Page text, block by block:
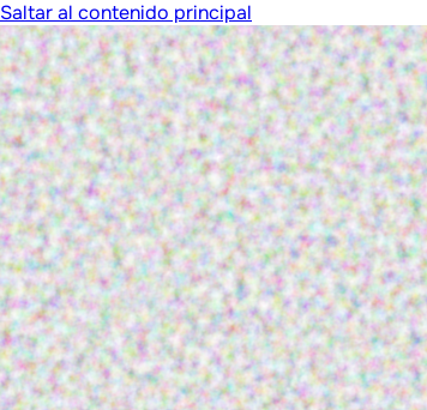
Saltar al contenido principal